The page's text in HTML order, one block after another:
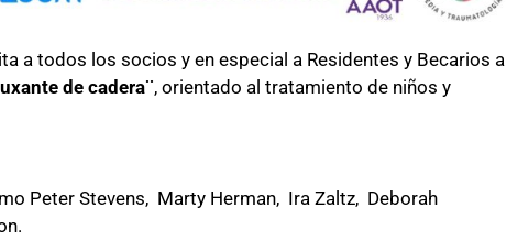
a todos los socios y en especial a Residentes y Becarios a
de cadera¨, orientado al tratamiento de niños y
Peter Stevens, Marty Herman, Ira Zaltz, Deborah